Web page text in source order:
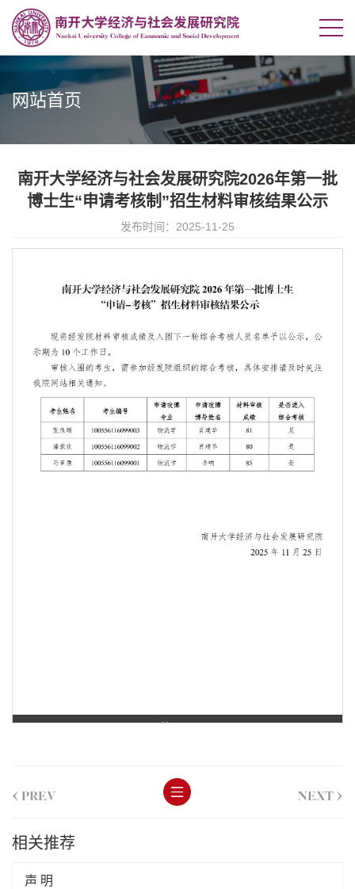
网站首页
南开大学经济与社会发展研究院2026年第一批
博士生“申请考核制”招生材料审核结果公示
发布时间：2025-11-25
第 1 页
< PREV NEXT >
相关推荐
声 明